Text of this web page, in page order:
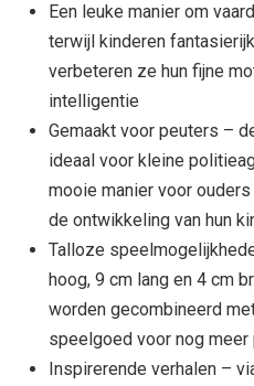
Een leuke manier om
terwijl kinderen
verbeteren ze hun fijne
intelligentie
Gemaakt voor peuters –
ideaal voor kleine
mooie manier voor
de ontwikkeling van hun
Talloze
hoog, 9 cm lang en 4 cm
worden gecombineerd
speelgoed voor nog
Inspirerende verhalen –